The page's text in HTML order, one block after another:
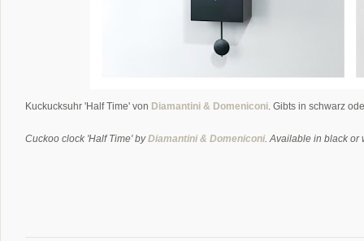
Kuckucksuhr 'Half Time' von Diamantini & Domeniconi . Gibts in schwarz
Cuckoo clock 'Half Time' byDiamantini & Domeniconi. Available in black or